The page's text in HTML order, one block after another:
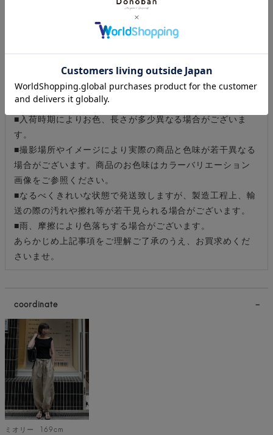
またパソコン・スマートフォンなどの環境により、若干製
品と画像のカラーが異なる場合もございます。予めご了承
商品の色味は、商品単品画像をご参照下さい。
■ご注意
■入荷時期によりお色、長さが多少異なる場合がございま
す。
■撮影場所やイメージにより実際の商品と色味が若干異なる
場合がございます。商品のお色味はカラーバリエーション
画像をご参照ください。
■なるべくきれいな状態で発送致しますが、製造工程上、輸
送の際の汚れや擦れ等が若干見られる場合がございます。
■雨、摩擦により色落ちする場合がございます。
あらかじめ上記事項をご理解ご了承のうえ、お買求めくだ
さいませ。
coordinate
ミオリー 169cm